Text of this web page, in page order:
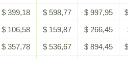
$ 399,18 $ 598,77 $ 997,95
$ 106,58 $ 159,87 $ 266,45
$ 357,78 $ 536,67 $ 894,45